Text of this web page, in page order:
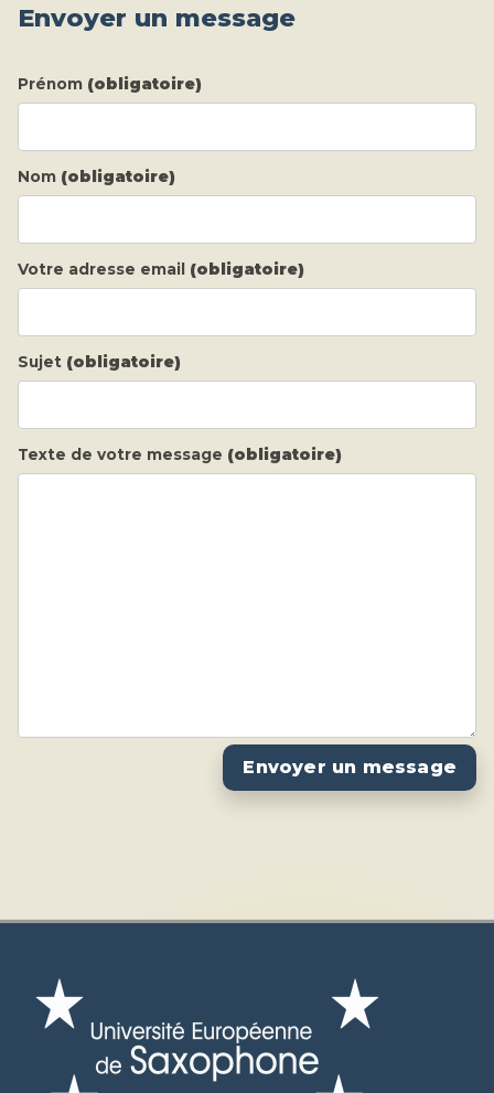
Envoyer un message
Prénom (obligatoire)
Nom (obligatoire)
Votre adresse email (obligatoire)
Sujet (obligatoire)
Texte de votre message (obligatoire)